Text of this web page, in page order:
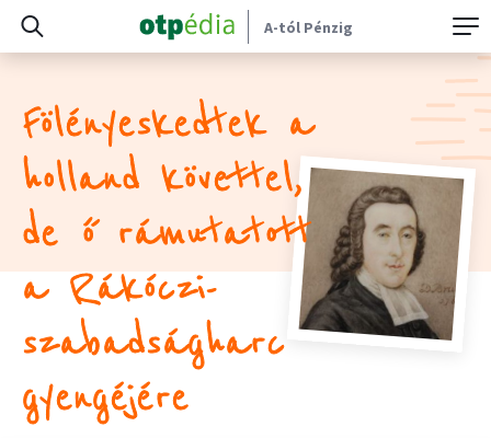
A-tól Pénzig
Fölényeskedtek a
holland követtel,
de ő rámutatott
a Rákóczi-
szabadságharc
gyengéjére